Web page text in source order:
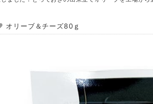
オリーブ＆チーズ80ｇ